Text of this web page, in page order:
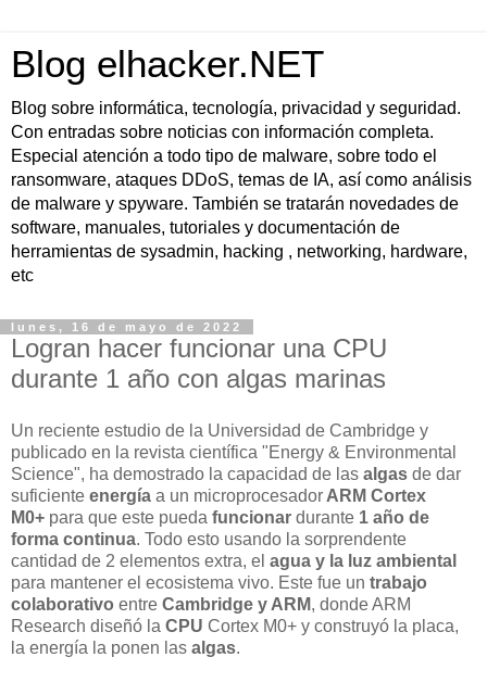
Blog elhacker.NET
Blog sobre informática, tecnología, privacidad y seguridad.
Con entradas sobre noticias con información completa.
Especial atención a todo tipo de malware, sobre todo el
ransomware, ataques DDoS, temas de IA, así como análisis
de malware y spyware. También se tratarán novedades de
software, manuales, tutoriales y documentación de
herramientas de sysadmin, hacking , networking, hardware,
etc
lunes, 16 de mayo de 2022
Logran hacer funcionar una CPU
durante 1 año con algas marinas
Un reciente estudio de la Universidad de Cambridge y
publicado en la revista científica "Energy & Environmental
Science", ha demostrado la capacidad de las algas de dar
suficiente energía a un microprocesador ARM Cortex
M0+ para que este pueda funcionar durante 1 año de
forma continua. Todo esto usando la sorprendente
cantidad de 2 elementos extra, el agua y la luz ambiental
para mantener el ecosistema vivo. Este fue un trabajo
colaborativo entre Cambridge y ARM, donde ARM
Research diseñó la CPU Cortex M0+ y construyó la placa,
la energía la ponen las algas.